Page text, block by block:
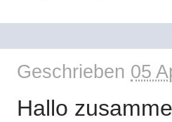
Geschrieben 05
Hallo